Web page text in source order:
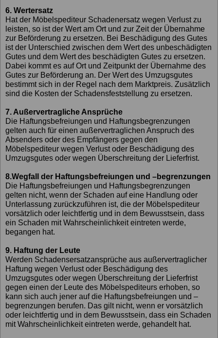
6. Wertersatz
Hat der Möbelspediteur Schadenersatz wegen Verlust zu
leisten, so ist der Wert am Ort und zur Zeit der Übernahme
zur Beförderung zu ersetzen. Bei Beschädigung des Gutes
ist der Unterschied zwischen dem Wert des unbeschädigten
Gutes und dem Wert des beschädigten Gutes zu ersetzen.
Dabei kommt es auf Ort und Zeitpunkt der Übernahme des
Gutes zur Beförderung an. Der Wert des Umzugsgutes
bestimmt sich in der Regel nach dem Marktpreis. Zusätzlich
sind die Kosten der Schadensfeststellung zu ersetzen.
7. Außervertragliche Ansprüche
Die Haftungsbefreiungen und Haftungsbegrenzungen
gelten auch für einen außervertraglichen Anspruch des
Absenders oder des Empfängers gegen den
Möbelspediteur wegen Verlust oder Beschädigung des
Umzugsgutes oder wegen Überschreitung der Lieferfrist.
8.Wegfall der Haftungsbefreiungen und –begrenzungen
Die Haftungsbefreiungen und Haftungsbegrenzungen
gelten nicht, wenn der Schaden auf eine Handlung oder
Unterlassung zurückzuführen ist, die der Möbelspediteur
vorsätzlich oder leichtfertig und in dem Bewusstsein, dass
ein Schaden mit Wahrscheinlichkeit eintreten werde,
begangen hat.
9. Haftung der Leute
Werden Schadensersatzansprüche aus außervertraglicher
Haftung wegen Verlust oder Beschädigung des
Umzugsgutes oder wegen Überschreitung der Lieferfrist
gegen einen der Leute des Möbelspediteurs erhoben, so
kann sich auch jener auf die Haftungsbefreiungen und –
begrenzungen berufen. Das gilt nicht, wenn er vorsätzlich
oder leichtfertig und in dem Bewusstsein, dass ein Schaden
mit Wahrscheinlichkeit eintreten werde, gehandelt hat.